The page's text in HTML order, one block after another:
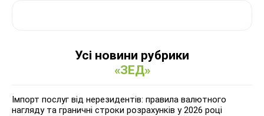
Усі новини рубрики
«ЗЕД»
Імпорт послуг від нерезидентів: правила валютного
нагляду та граничні строки розрахунків у 2026 році